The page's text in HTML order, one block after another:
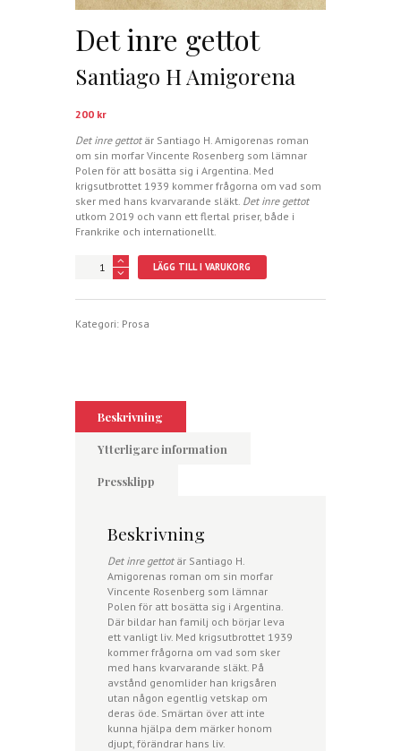
Det inre gettot
Santiago H Amigorena
200 kr
Det inre gettot är Santiago H. Amigorenas roman
om sin morfar Vincente Rosenberg som lämnar
Polen för att bosätta sig i Argentina. Med
krigsutbrottet 1939 kommer frågorna om vad som
sker med hans kvarvarande släkt. Det inre gettot
utkom 2019 och vann ett flertal priser, både i
Frankrike och internationellt.
LÄGG TILL I VARUKORG
Kategori: Prosa
Beskrivning
Ytterligare information
Pressklipp
Beskrivning
Det inre gettot är Santiago H.
Amigorenas roman om sin morfar
Vincente Rosenberg som lämnar
Polen för att bosätta sig i Argentina.
Där bildar han familj och börjar leva
ett vanligt liv. Med krigsutbrottet 1939
kommer frågorna om vad som sker
med hans kvarvarande släkt. På
avstånd genomlider han krigsåren
utan någon egentlig vetskap om
deras öde. Smärtan över att inte
kunna hjälpa dem märker honom
djupt, förändrar hans liv.